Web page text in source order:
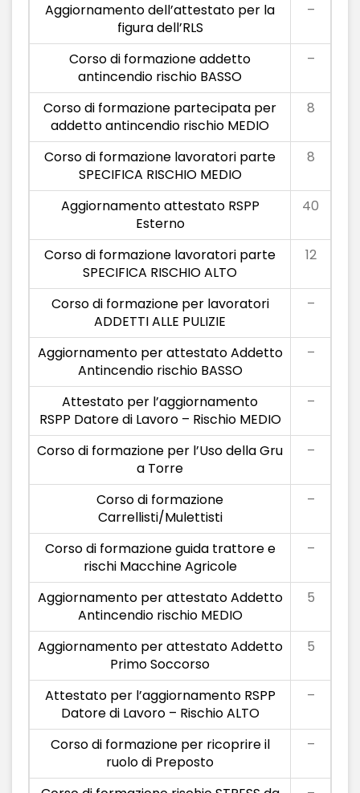
Aggiornamento dell’attestato per la
figura dell’RLS
–
Corso di formazione addetto
antincendio rischio BASSO
–
Corso di formazione partecipata per
addetto antincendio rischio MEDIO
8
Corso di formazione lavoratori parte
SPECIFICA RISCHIO MEDIO
8
Aggiornamento attestato RSPP
Esterno
40
Corso di formazione lavoratori parte
SPECIFICA RISCHIO ALTO
12
Corso di formazione per lavoratori
ADDETTI ALLE PULIZIE
–
Aggiornamento per attestato Addetto
Antincendio rischio BASSO
–
Attestato per l’aggiornamento
RSPP Datore di Lavoro – Rischio MEDIO
–
Corso di formazione per l’Uso della Gru
a Torre
–
Corso di formazione
Carrellisti/Mulettisti
–
Corso di formazione guida trattore e
rischi Macchine Agricole
–
Aggiornamento per attestato Addetto
Antincendio rischio MEDIO
5
Aggiornamento per attestato Addetto
Primo Soccorso
5
Attestato per l’aggiornamento RSPP
Datore di Lavoro – Rischio ALTO
–
Corso di formazione per ricoprire il
ruolo di Preposto
–